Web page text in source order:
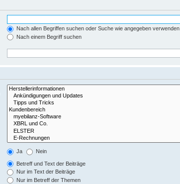
Nach allen Begriffen suchen oder Suche wie angegeben verwenden
Nach einem Begriff suchen
Ja Nein
Betreff und Text der Beiträge
Nur im Text der Beiträge
Nur im Betreff der Themen